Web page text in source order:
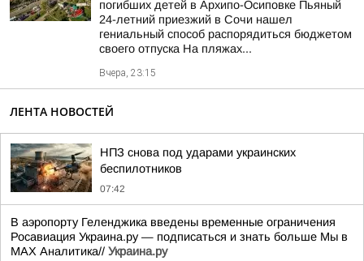
погибших детей в Архипо-Осиповке Пьяный
24-летний приезжий в Сочи нашел
гениальный способ распорядиться бюджетом
своего отпуска На пляжах...
Вчера, 23:15
ЛЕНТА НОВОСТЕЙ
НПЗ снова под ударами украинских
беспилотников
07:42
В аэропорту Геленджика введены временные ограничения
Росавиация Украина.ру — подписаться и знать больше Мы в
MAX Аналитика// Украина.ру